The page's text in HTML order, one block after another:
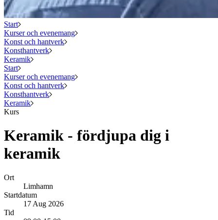
Start
Kurser och evenemang
Konst och hantverk
Konsthantverk
Keramik
Start
Kurser och evenemang
Konst och hantverk
Konsthantverk
Keramik
Kurs
Keramik - fördjupa dig i
keramik
Ort
Limhamn
Startdatum
17 Aug 2026
Tid